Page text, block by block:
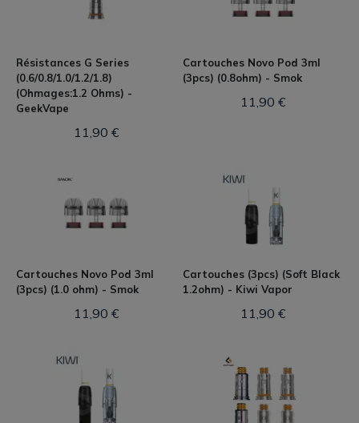
Résistances G Series
(0.6/0.8/1.0/1.2/1.8)
(Ohmages:1.2 Ohms) -
GeekVape
11,90 €
Cartouches Novo Pod 3ml
(3pcs) (0.8ohm) - Smok
11,90 €
Cartouches Novo Pod 3ml
(3pcs) (1.0 ohm) - Smok
11,90 €
Cartouches (3pcs) (Soft Black
1.2ohm) - Kiwi Vapor
11,90 €